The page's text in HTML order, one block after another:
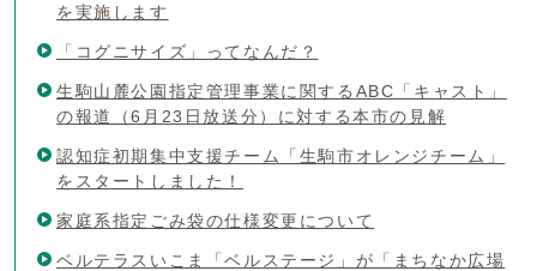
を実施します
「コグニサイズ」ってなんだ？
生駒山麓公園指定管理事業に関するABC「キャスト」
の報道（6月23日放送分）に対する本市の見解
認知症初期集中支援チーム「生駒市オレンジチーム」
をスタートしました！
家庭系指定ごみ袋の仕様変更について
ベルテラスいこま「ベルステージ」が「まちなか広場